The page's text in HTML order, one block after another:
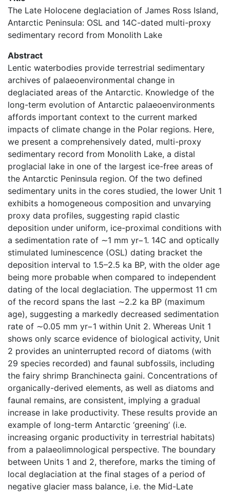
The Late Holocene deglaciation of James Ross Island,
Antarctic Peninsula: OSL and 14C-dated multi-proxy
sedimentary record from Monolith Lake
Abstract
Lentic waterbodies provide terrestrial sedimentary
archives of palaeoenvironmental change in
deglaciated areas of the Antarctic. Knowledge of the
long-term evolution of Antarctic palaeoenvironments
affords important context to the current marked
impacts of climate change in the Polar regions. Here,
we present a comprehensively dated, multi-proxy
sedimentary record from Monolith Lake, a distal
proglacial lake in one of the largest ice-free areas of
the Antarctic Peninsula region. Of the two defined
sedimentary units in the cores studied, the lower Unit 1
exhibits a homogeneous composition and unvarying
proxy data profiles, suggesting rapid clastic
deposition under uniform, ice-proximal conditions with
a sedimentation rate of ∼1 mm yr−1. 14C and optically
stimulated luminescence (OSL) dating bracket the
deposition interval to 1.5–2.5 ka BP, with the older age
being more probable when compared to independent
dating of the local deglaciation. The uppermost 11 cm
of the record spans the last ∼2.2 ka BP (maximum
age), suggesting a markedly decreased sedimentation
rate of ∼0.05 mm yr−1 within Unit 2. Whereas Unit 1
shows only scarce evidence of biological activity, Unit
2 provides an uninterrupted record of diatoms (with
29 species recorded) and faunal subfossils, including
the fairy shrimp Branchinecta gaini. Concentrations of
organically-derived elements, as well as diatoms and
faunal remains, are consistent, implying a gradual
increase in lake productivity. These results provide an
example of long-term Antarctic ‘greening’ (i.e.
increasing organic productivity in terrestrial habitats)
from a palaeolimnological perspective. The boundary
between Units 1 and 2, therefore, marks the timing of
local deglaciation at the final stages of a period of
negative glacier mass balance, i.e. the Mid-Late